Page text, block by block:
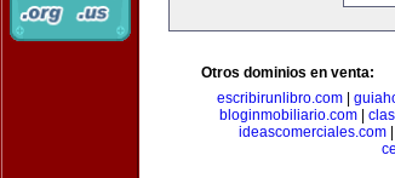
Otros dominios en venta:
escribirunlibro.com|
bloginmobiliario.com|
ideascomerciales.com|